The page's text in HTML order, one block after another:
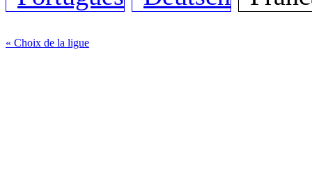
« Choix de la ligue